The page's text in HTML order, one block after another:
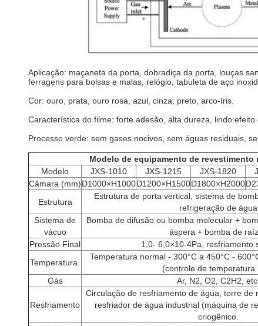
Aplicação: maçaneta da porta, dobradiça da porta, louças
ferragens para bolsas e malas, relógio, tabuleta de aço
Cor: ouro, prata, ouro rosa, azul, cinza, preto, arco-íris.
Característica do filme: forte adesão, alta dureza, lindo efeito
Processo verde: sem gases nocivos, sem águas residuais,
Modelo de equipamento de revestimento
Modelo
JXS-1010 JXS-1215 JXS-1820
Câmara (mm)D1000×H1000D1200×H1500D1800×H2000
Estrutura
Estrutura de porta vertical, sistema de
refrigeração de água
Sistema de
vácuo
Bomba de difusão ou bomba molecular +
áspera + bomba de
Pressão Final
1,0- 6,0×10-4Pa, resfriamento
Temperatura.
Temperatura normal - 300°C a 450°C -
(controle de temperatura
Gás
Ar, N2, O2, C2H2,
Resfriamento
Circulação de resfriamento de água, torre de
resfriador de água industrial (máquina de
criogênico.